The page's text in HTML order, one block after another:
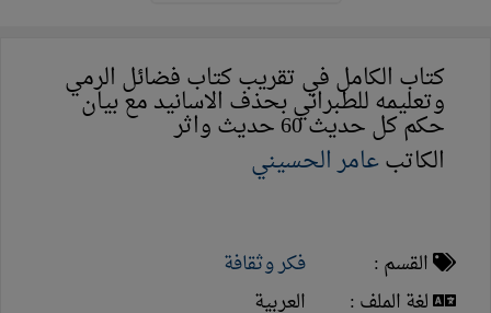
كتاب الكامل في تقريب كتاب فضائل الرمي
وتعليمه للطبراني بحذف الاسانيد مع بيان
حكم كل حديث 60 حديث واثر
الكاتبعامر الحسيني
القسم :
فكر وثقافة
لغة الملف :
العربية